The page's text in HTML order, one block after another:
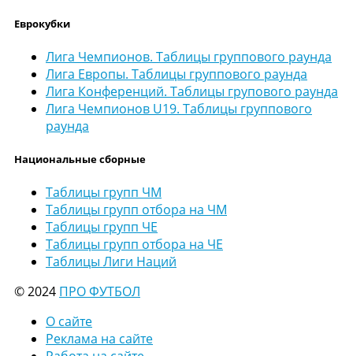
Еврокубки
Лига Чемпионов. Таблицы группового раунда
Лига Европы. Таблицы группового раунда
Лига Конференций. Таблицы групового раунда
Лига Чемпионов U19. Таблицы группового
раунда
Национальные сборные
Таблицы групп ЧМ
Таблицы групп отбора на ЧМ
Таблицы групп ЧЕ
Таблицы групп отбора на ЧЕ
Таблицы Лиги Наций
© 2024 ПРО ФУТБОЛ
О сайте
Реклама на сайте